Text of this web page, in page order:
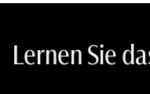
Lernen Sie